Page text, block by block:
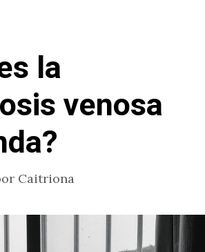
la
venosa
Caitriona